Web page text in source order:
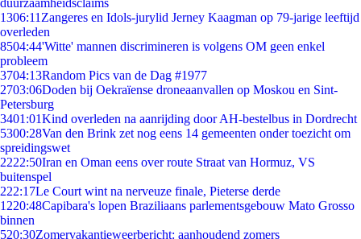
duurzaamheidsclaims
1306:11 Zangeres en Idols-jurylid Jerney Kaagman op 79-jarige leeftijd
overleden
8504:44'Witte' mannen discrimineren is volgens OM geen enkel
probleem
3704:13Random Pics van de Dag #1977
2703:06Doden bij Oekraïense droneaanvallen op Moskou en Sint-
Petersburg
3401:01Kind overleden na aanrijding door AH-bestelbus in Dordrecht
5300:28Van den Brink zet nog eens 14 gemeenten onder toezicht om
spreidingswet
2222:50Iran en Oman eens over route Straat van Hormuz, VS
buitenspel
222:17Le Court wint na nerveuze finale, Pieterse derde
1220:48Capibara's lopen Braziliaans parlementsgebouw Mato Grosso
binnen
520:30Zomervakantieweerbericht: aanhoudend zomers